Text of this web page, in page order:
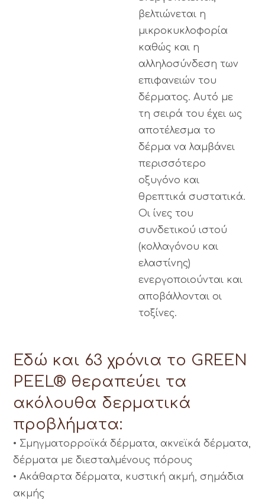
βελτιώνεται η
μικροκυκλοφορία
καθώς και η
αλληλοσύνδεση των
επιφανειών του
δέρματος. Αυτό με
τη σειρά του έχει ως
αποτέλεσμα το
δέρμα να λαμβάνει
περισσότερο
οξυγόνο και
θρεπτικά συστατικά.
Οι ίνες του
συνδετικού ιστού
(κολλαγόνου και
ελαστίνης)
ενεργοποιούνται και
αποβάλλονται οι
τοξίνες.
Εδώ και 63 χρόνια το GREEN
PEEL® θεραπεύει τα
ακόλουθα δερματικά
προβλήματα:
• Σμηγματορροϊκά δέρματα, ακνεϊκά δέρματα,
δέρματα με διεσταλμένους πόρους
• Ακάθαρτα δέρματα, κυστική ακμή, σημάδια
ακμής